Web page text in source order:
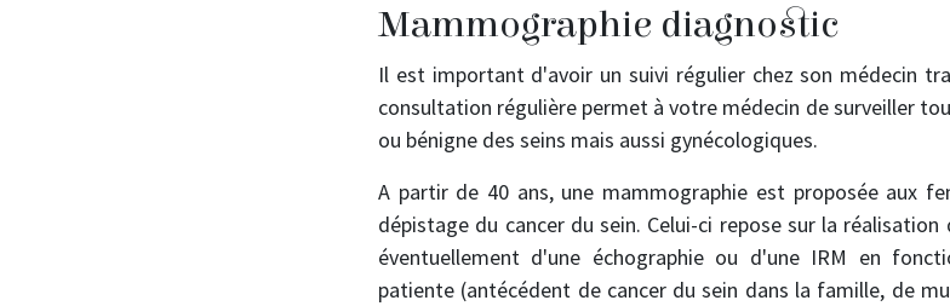
Mammographie diagnostic
Il est important d'avoir un suivi régulier chez son médecin
consultation régulière permet à votre médecin de surveiller
ou bénigne des seins mais aussi gynécologiques.
A partir de 40 ans, une mammographie est proposée aux
dépistage du cancer du sein. Celui-ci repose sur la
éventuellement d'une échographie ou d'une IRM en
patiente (antécédent de cancer du sein dans la famille, de